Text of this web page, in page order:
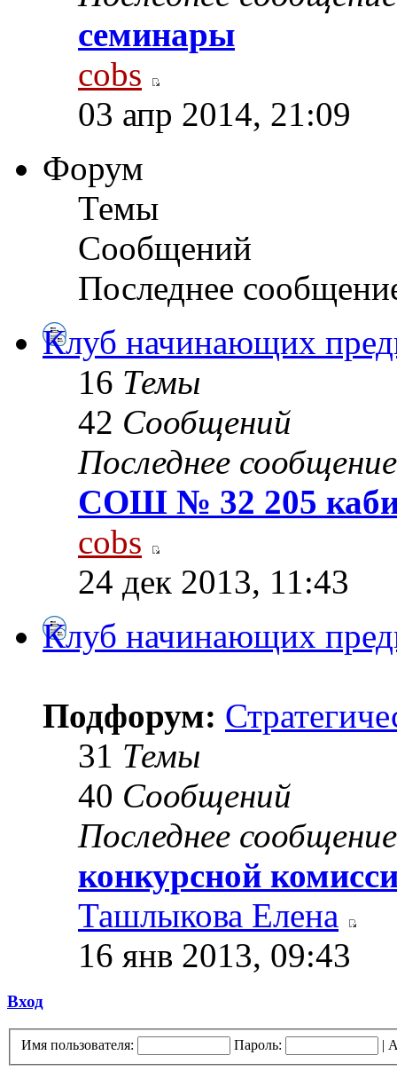
семинары
cobs
03 апр 2014, 21:09
Форум
Темы
Сообщений
Последнее
Клуб начинающих
16 Темы
42 Сообщений
Последнее сообщение
СОШ № 32 205
cobs
24 дек 2013, 11:43
Клуб начинающих
Подфорум:
31 Темы
40 Сообщений
Последнее сообщение
конкурсной
Ташлыкова Елена
16 янв 2013, 09:43
Вход
Имя пользователя: Пароль: |